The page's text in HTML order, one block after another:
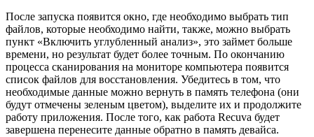
После запуска появится окно, где необходимо выбрать тип
файлов, которые необходимо найти, также, можно выбрать
пункт «Включить углубленный анализ», это займет больше
времени, но результат будет более точным. По окончанию
процесса сканирования на мониторе компьютера появится
список файлов для восстановления. Убедитесь в том, что
необходимые данные можно вернуть в память телефона (они
будут отмечены зеленым цветом), выделите их и продолжите
работу приложения. После того, как работа Recuva будет
завершена перенесите данные обратно в память девайса.